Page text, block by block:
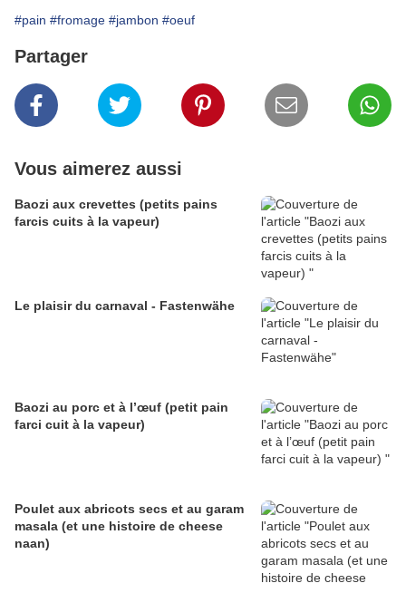
#pain #fromage #jambon #oeuf
Partager
Vous aimerez aussi
Baozi aux crevettes (petits pains
farcis cuits à la vapeur)
Le plaisir du carnaval - Fastenwähe
Baozi au porc et à l’œuf (petit pain
farci cuit à la vapeur)
Poulet aux abricots secs et au garam
masala (et une histoire de cheese
naan)